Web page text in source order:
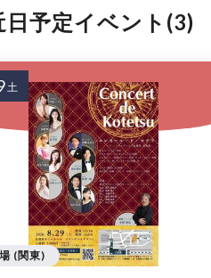
予定イベント(3)
(関東)
土